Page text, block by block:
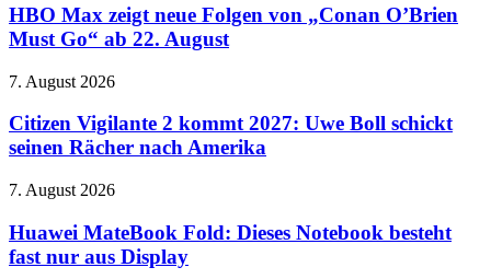
zeigt
neue
Folgen
„Conan
Must
Go“
22.
HBO Max zeigt neue Folgen von „Conan O’Brien
Must Go“ ab 22. August
Citizen
2
kommt
2027:
Boll
seinen
Rächer
7. August 2026
Citizen Vigilante 2 kommt 2027: Uwe Boll schickt
seinen Rächer nach Amerika
Huawei
Fold:
Dieses
Notebook
7. August 2026
Huawei MateBook Fold: Dieses Notebook besteht
fast nur aus Display